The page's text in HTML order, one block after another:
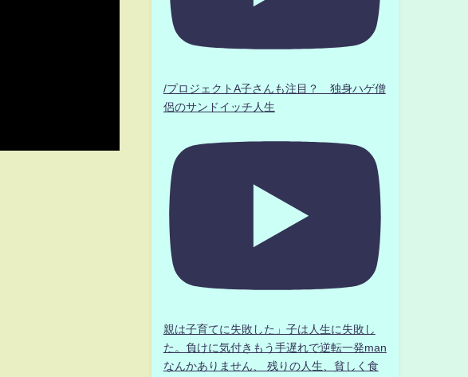
/プロジェクトA子さんも注目？ 独身ハゲ僧
侶のサンドイッチ人生
親は子育てに失敗した」子は人生に失敗し
た。負けに気付きもう手遅れで逆転一発man
なんかありません、 残りの人生、貧しく食